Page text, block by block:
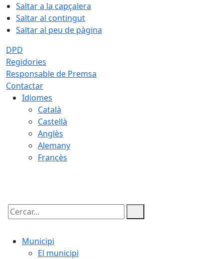
Saltar a la capçalera
Saltar al contingut
Saltar al peu de pàgina
DPD
Regidories
Responsable de Premsa
Contactar
Idiomes
Català
Castellà
Anglès
Alemany
Francès
Cercar:
Municipi
El municipi